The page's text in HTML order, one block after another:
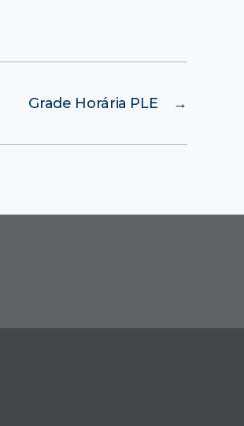
→
Grade Horária PLE